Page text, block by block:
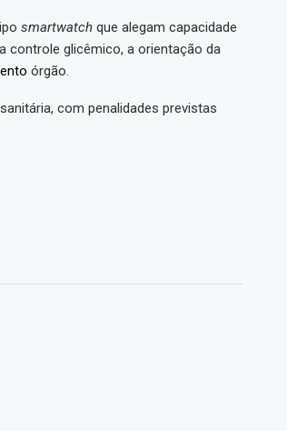
smartwatch que alegam capacidade
controle glicêmico, a orientação da
órgão.
com penalidades previstas